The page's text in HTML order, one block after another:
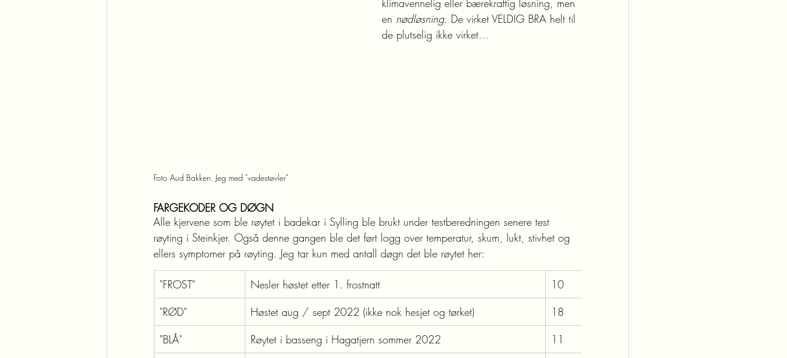
en nødløsning. De virket VELDIG BRA helt til
de plutselig ikke virket…
Foto Aud Bakken. Jeg med "vadestøvler"
FARGEKODER OG DØGN
Alle kjervene som ble røytet i badekar i Sylling ble brukt under testberedningen senere test
røyting i Steinkjer. Også denne gangen ble det ført logg over temperatur, skum, lukt, stivhet og
ellers symptomer på røyting. Jeg tar kun med antall døgn det ble røytet her:
"FROST" Nesler høstet etter 1. frostnatt
10
"RØD"
Høstet aug / sept 2022 (ikke nok hesjet og tørket)
18
"BLÅ"
Røytet i basseng i Hagatjern sommer 2022
11